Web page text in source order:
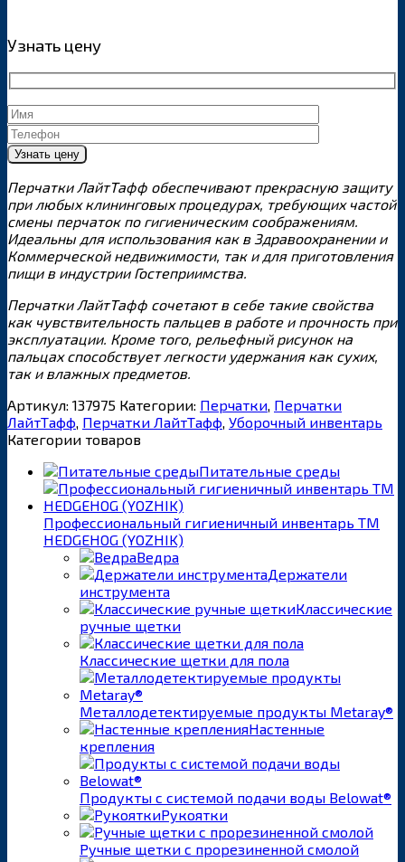
Узнать цену
Перчатки ЛайтТафф обеспечивают прекрасную защиту
при любых клининговых процедурах, требующих частой
смены перчаток по гигиеническим соображениям.
Идеальны для использования как в Здравоохранении и
Коммерческой недвижимости, так и для приготовления
пищи в индустрии Гостеприимства.
Перчатки ЛайтТафф сочетают в себе такие свойства
как чувствительность пальцев в работе и прочность при
эксплуатации. Кроме того, рельефный рисунок на
пальцах способствует легкости удержания как сухих,
так и влажных предметов.
Артикул: 137975 Категории: Перчатки, Перчатки
ЛайтТафф, Перчатки ЛайтТафф, Уборочный инвентарь
Категории товаров
Питательные среды
Профессиональный гигиеничный инвентарь ТМ
HEDGEHOG (YOZHIK)
Ведра
Держатели
инструмента
Классические
ручные щетки
Классические щетки для пола
Металлодетектируемые продукты Metaray®
Настенные
крепления
Продукты с системой подачи воды Belowat®
Рукоятки
Ручные щетки с прорезиненной смолой